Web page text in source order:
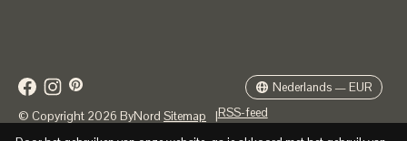
© Copyright 2026 ByNord Sitemap |RSS-feed
Nederlands — EUR